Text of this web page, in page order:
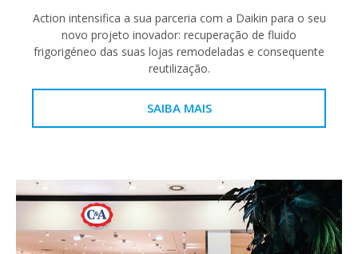
Action intensifica a sua parceria com a Daikin para o seu
novo projeto inovador: recuperação de fluido
frigorigéneo das suas lojas remodeladas e consequente
reutilização.
SAIBA MAIS